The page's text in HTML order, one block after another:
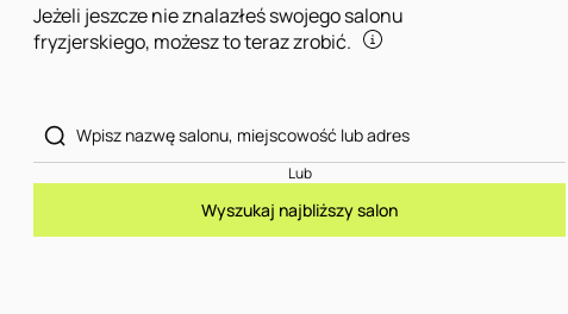
Jeżeli jeszcze nie znalazłeś swojego salonu
fryzjerskiego, możesz to teraz zrobić.
Lub
Wyszukaj najbliższy salon